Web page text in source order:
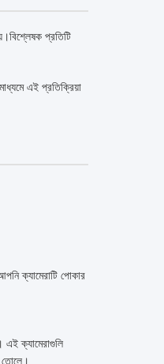
প্রতিটি
এই প্রতিক্রিয়া
ক্যামেরাটি পোকার
এই ক্যামেরাগুলি
তোলে।